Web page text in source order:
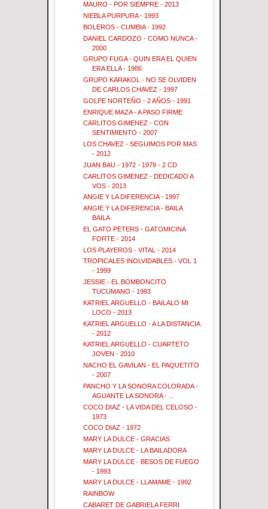
MAURO - POR SIEMPRE - 2013
NIEBLA PURPURA - 1993
BOLEROS - CUMBIA - 1992
DANIEL CARDOZO - COMO NUNCA -
2000
GRUPO FUGA - QUIN ERA EL QUIEN
ERA ELLA - 1986
GRUPO KARAKOL - NO SE OLVIDEN
DE CARLOS CHAVEZ - 1997
GOLPE NORTEÑO - 2 AÑOS - 1991
ENRIQUE MAZA - A PASO FIRME
CARLITOS GIMENEZ - CON
SENTIMIENTO - 2007
LOS CHAVEZ - SEGUIMOS POR MAS
- 2012
JUAN BAU - 1972 - 1979 - 2 CD
CARLITOS GIMENEZ - DEDICADO A
VOS - 2013
ANGIE Y LA DIFERENCIA - 1997
ANGIE Y LA DIFERENCIA - BAILA
BAILA
EL GATO PETERS - GATOMICINA
FORTE - 2014
LOS PLAYEROS - VITAL - 2014
TROPICALES INOLVIDABLES - VOL 1
- 1999
JESSIE - EL BOMBONCITO
TUCUMANO - 1993
KATRIEL ARGUELLO - BAILALO MI
LOCO - 2013
KATRIEL ARGUELLO - A LA DISTANCIA
- 2012
KATRIEL ARGUELLO - CUARTETO
JOVEN - 2010
NACHO EL GAVILAN - EL PAQUETITO
- 2007
PANCHO Y LA SONORA COLORADA -
AGUANTE LA SONORA - ...
COCO DIAZ - LA VIDA DEL CELOSO -
1973
COCO DIAZ - 1972
MARY LA DULCE - GRACIAS
MARY LA DULCE - LA BAILADORA
MARY LA DULCE - BESOS DE FUEGO
- 1993
MARY LA DULCE - LLAMAME - 1992
RAINBOW
CABARET DE GABRIELA FERRI